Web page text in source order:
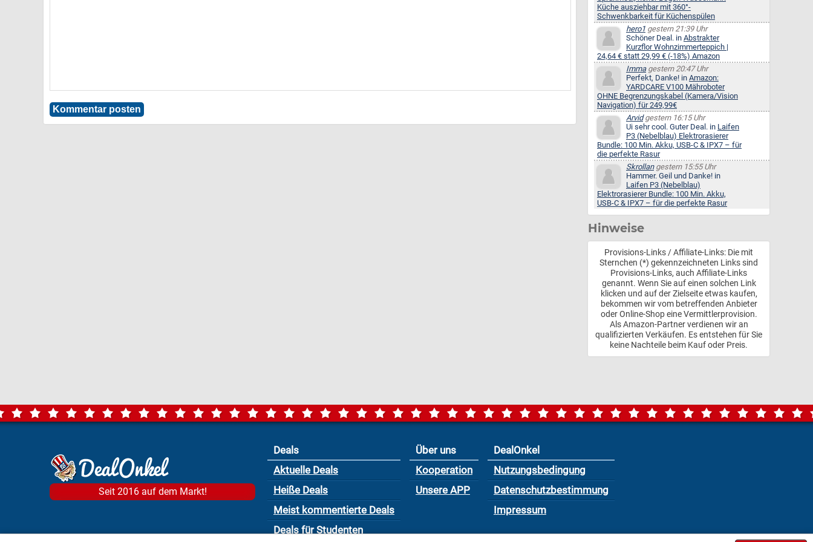
Küche ausziehbar mit 360°-
Schwenkbarkeit für Küchenspülen
hero1 gestern 21:39 Uhr
Schöner Deal. in Abstrakter
Kurzflor Wohnzimmerteppich |
24,64 € statt 29,99 € (-18%) Amazon
Immagestern 20:47 Uhr
Perfekt, Danke! in Amazon:
YARDCARE V100 Mähroboter
OHNE Begrenzungskabel (Kamera/Vision
Navigation) für 249,99€
Arvidgestern 16:15 Uhr
Ui sehr cool. Guter Deal. in Laifen
P3 (Nebelblau) Elektrorasierer
Bundle: 100 Min. Akku, USB-C & IPX7 – für
die perfekte Rasur
Skrollangestern 15:55 Uhr
Hammer. Geil und Danke! in
Laifen P3 (Nebelblau)
Elektrorasierer Bundle: 100 Min. Akku,
USB-C & IPX7 – für die perfekte Rasur
Hinweise
Provisions-Links / Affiliate-Links: Die mit
Sternchen (*) gekennzeichneten Links sind
Provisions-Links, auch Affiliate-Links
genannt. Wenn Sie auf einen solchen Link
klicken und auf der Zielseite etwas kaufen,
bekommen wir vom betreffenden Anbieter
oder Online-Shop eine Vermittlerprovision.
Als Amazon-Partner verdienen wir an
qualifizierten Verkäufen. Es entstehen für Sie
keine Nachteile beim Kauf oder Preis.
Seit 2016 auf dem Markt!
Deals
Aktuelle Deals
Heiße Deals
Meist kommentierte Deals
Deals für Studenten
Über uns
Kooperation
Unsere APP
DealOnkel
Nutzungsbedingung
Datenschutzbestimmung
Impressum